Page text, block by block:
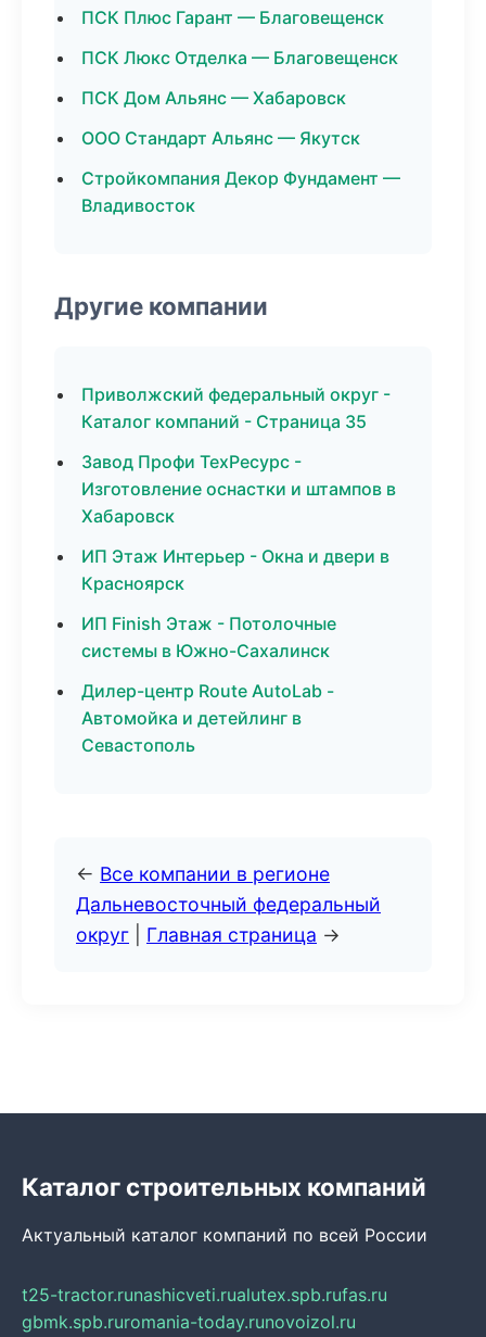
ПСК Плюс Гарант — Благовещенск
ПСК Люкс Отделка — Благовещенск
ПСК Дом Альянс — Хабаровск
ООО Стандарт Альянс — Якутск
Стройкомпания Декор Фундамент —
Владивосток
Другие компании
Приволжский федеральный округ -
Каталог компаний - Страница 35
Завод Профи ТехРесурс -
Изготовление оснастки и штампов в
Хабаровск
ИП Этаж Интерьер - Окна и двери в
Красноярск
ИП Finish Этаж - Потолочные
системы в Южно-Сахалинск
Дилер-центр Route AutoLab -
Автомойка и детейлинг в
Севастополь
← Все компании в регионе
Дальневосточный федеральный
округ
Главная страница →
Каталог строительных компаний
Актуальный каталог компаний по всей России
t25-tractor.runashicveti.rualutex.spb.rufas.ru
gbmk.spb.ruromania-today.runovoizol.ru